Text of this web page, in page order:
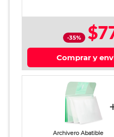
-35%
Comprar y
Archivero Abatible